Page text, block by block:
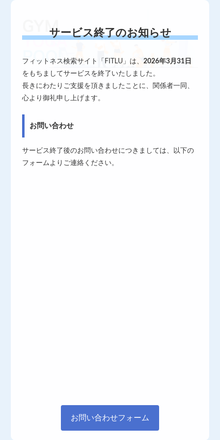
サービス終了のお知らせ
フィットネス検索サイト「FITLU」は、 2026年3月31日
をもちましてサービスを終了いたしました。
長きにわたりご支援を頂きましたことに、関係者一同、
心より御礼申し上げます。
お問い合わせ
サービス終了後のお問い合わせにつきましては、以下の
フォームよりご連絡ください。
お問い合わせフォーム